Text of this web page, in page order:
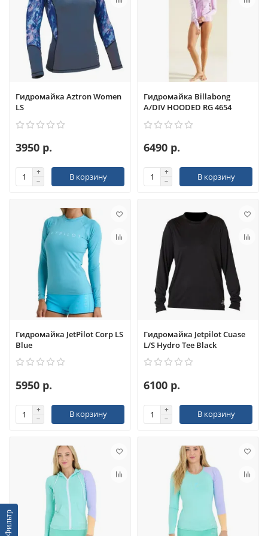
Гидромайка Aztron Women
LS
3950 р.
В корзину
Гидромайка Billabong
A/DIV HOODED RG 4654
6490 р.
В корзину
Гидромайка JetPilot Corp LS
Blue
5950 р.
В корзину
Гидромайка Jetpilot Cuase
L/S Hydro Tee Black
6100 р.
В корзину